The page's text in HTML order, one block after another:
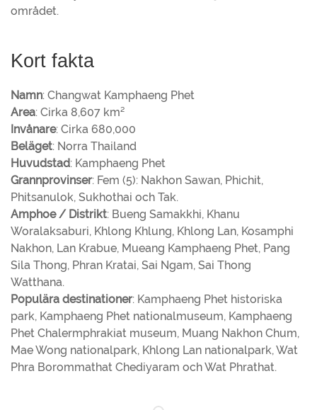
området.
Kort fakta
Namn: Changwat Kamphaeng Phet
Area: Cirka 8,607 km²
Invånare: Cirka 680,000
Beläget: Norra Thailand
Huvudstad: Kamphaeng Phet
Grannprovinser: Fem (5): Nakhon Sawan, Phichit,
Phitsanulok, Sukhothai och Tak.
Amphoe / Distrikt: Bueng Samakkhi, Khanu
Woralaksaburi, Khlong Khlung, Khlong Lan, Kosamphi
Nakhon, Lan Krabue, Mueang Kamphaeng Phet, Pang
Sila Thong, Phran Kratai, Sai Ngam, Sai Thong
Watthana.
Populära destinationer: Kamphaeng Phet historiska
park, Kamphaeng Phet nationalmuseum, Kamphaeng
Phet Chalermphrakiat museum, Muang Nakhon Chum,
Mae Wong nationalpark, Khlong Lan nationalpark, Wat
Phra Borommathat Chediyaram och Wat Phrathat.